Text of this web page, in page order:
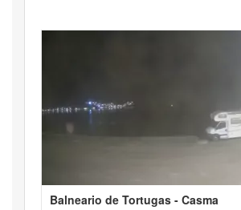
Balneario de Tortugas - Casma